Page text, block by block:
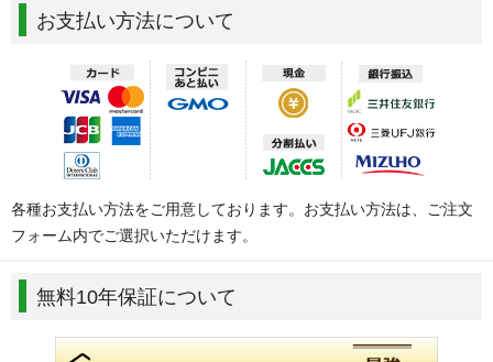
お支払い方法について
各種お支払い方法をご用意しております。お支払い方法は、ご注文
フォーム内でご選択いただけます。
無料10年保証について